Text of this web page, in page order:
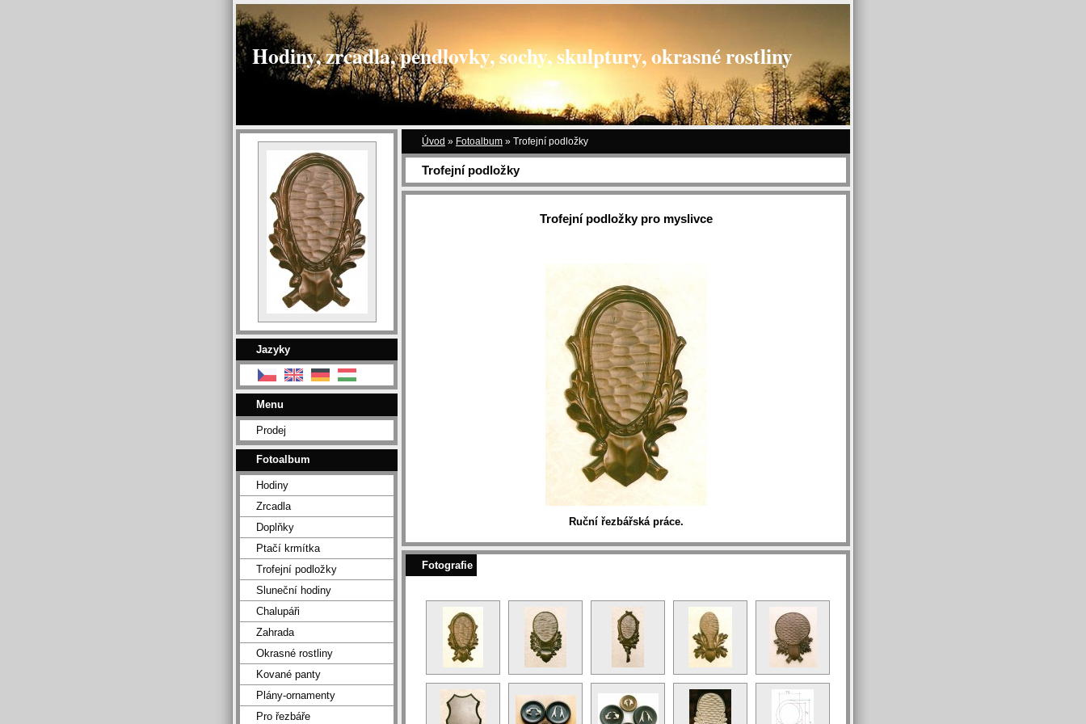
Hodiny, zrcadla, pendlovky, sochy, skulptury, okrasné rostliny
Úvod » Fotoalbum » Trofejní podložky
Trofejní podložky
Trofejní podložky pro myslivce
Ruční řezbářská práce.
Fotografie
Jazyky
Menu
Prodej
Fotoalbum
Hodiny
Zrcadla
Doplňky
Ptačí krmítka
Trofejní podložky
Sluneční hodiny
Chalupáři
Zahrada
Okrasné rostliny
Kované panty
Plány-ornamenty
Pro řezbáře